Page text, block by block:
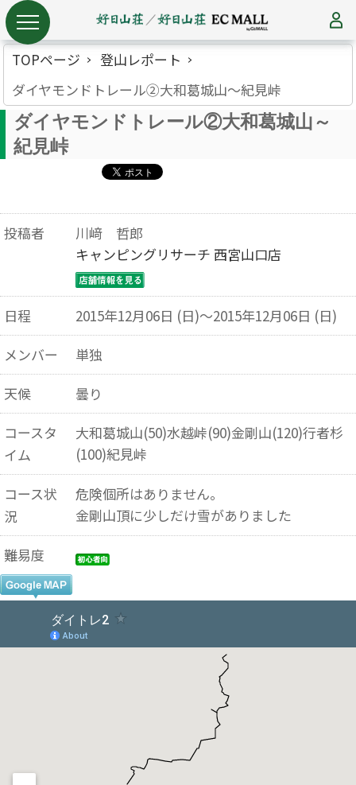
TOPページ
登山レポート
ダイヤモンドトレール②大和葛城山～紀見峠
ダイヤモンドトレール②大和葛城山～
紀見峠
投稿者
川﨑 哲郎
キャンピングリサーチ 西宮山口店
日程
2015年12月06日 (日)～2015年12月06日 (日)
メンバー
単独
天候
曇り
コースタ
イム
大和葛城山(50)水越峠(90)金剛山(120)行者杉
(100)紀見峠
コース状
況
危険個所はありません。
金剛山頂に少しだけ雪がありました
難易度